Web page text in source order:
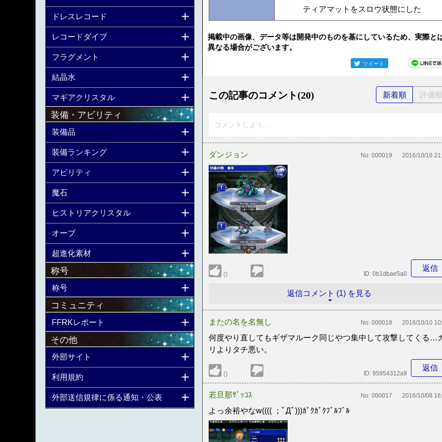
ティアマットをスロウ状態にした
掲載中の画像、データ等は開発中のものを基にしているため、実際と
異なる場合がございます。
ツイート
この記事のコメント(20) 新着順 評価順
コメントしよう...
ダンジョン No: 000019 2016/10/16
0
返信
ID: 0b1dbae5a0
返信コメント (1) を見る
またの名を名無し No: 000018 2016/10/10
何度やり直してもギザマルーク同じやつ集中して攻撃してくる…
リよりタチ悪い。
0
返信
ID: 95954312a9
若旦那ｻﾞｯｺｽ No: 000017 2016/10/08
よっ余裕やなw(((( ；ﾟДﾟ)))ｶﾞｸｶﾞｸﾌﾞﾙﾌﾞﾙ
ドレスレコード
レコードダイブ
フラグメント
結晶水
マギアクリスタル
装備・アビリティ
装備品
装備ランキング
アビリティ
魔石
ヒストリアクリスタル
オーブ
超進化素材
称号
称号
コミュニティ
FFRKレポート
その他
外部サイト
利用規約
外部送信規律に係る通知・公表